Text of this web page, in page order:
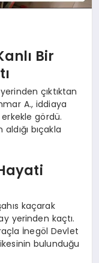
Bir
çıktıktan
A., iddiaya
erkekle gördü.
bıçakla
kaçarak
yerinden kaçtı.
İnegöl Devlet
bulunduğu